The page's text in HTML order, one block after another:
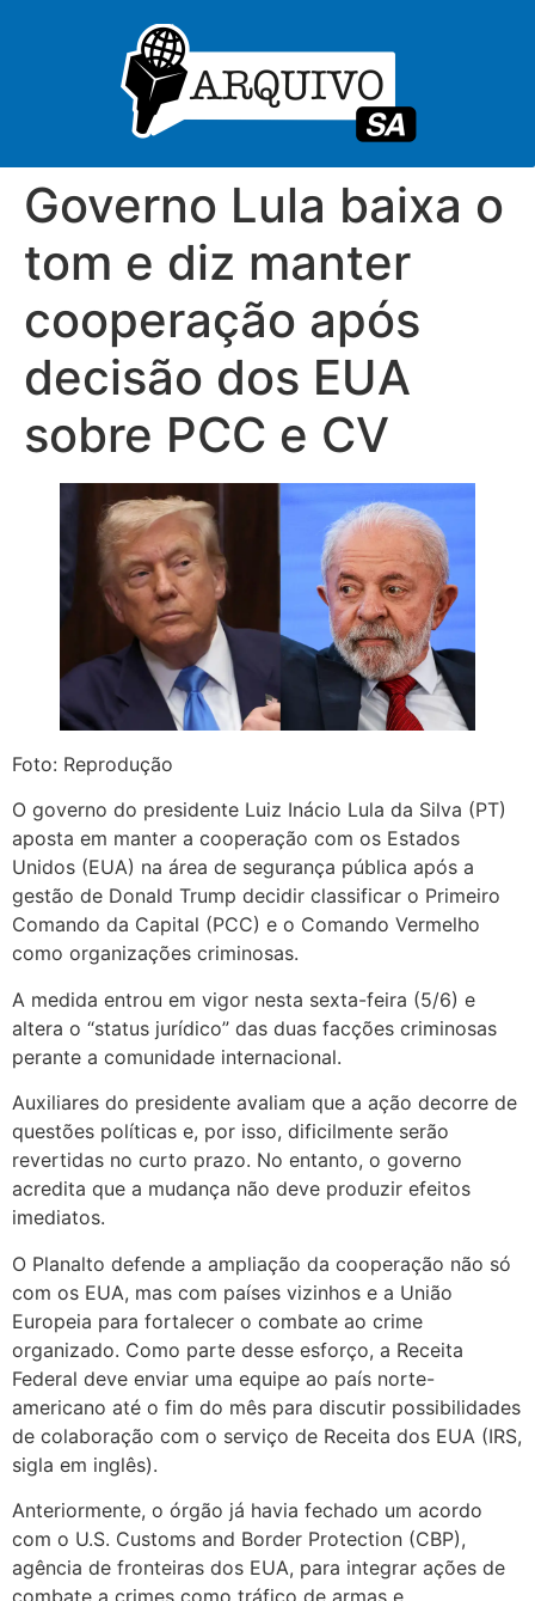
Governo Lula baixa o
tom e diz manter
cooperação após
decisão dos EUA
sobre PCC e CV
Foto: Reprodução
O governo do presidente Luiz Inácio Lula da Silva (PT)
aposta em manter a cooperação com os Estados
Unidos (EUA) na área de segurança pública após a
gestão de Donald Trump decidir classificar o Primeiro
Comando da Capital (PCC) e o Comando Vermelho
como organizações criminosas.
A medida entrou em vigor nesta sexta-feira (5/6) e
altera o “status jurídico” das duas facções criminosas
perante a comunidade internacional.
Auxiliares do presidente avaliam que a ação decorre de
questões políticas e, por isso, dificilmente serão
revertidas no curto prazo. No entanto, o governo
acredita que a mudança não deve produzir efeitos
imediatos.
O Planalto defende a ampliação da cooperação não só
com os EUA, mas com países vizinhos e a União
Europeia para fortalecer o combate ao crime
organizado. Como parte desse esforço, a Receita
Federal deve enviar uma equipe ao país norte-
americano até o fim do mês para discutir possibilidades
de colaboração com o serviço de Receita dos EUA (IRS,
sigla em inglês).
Anteriormente, o órgão já havia fechado um acordo
com o U.S. Customs and Border Protection (CBP),
agência de fronteiras dos EUA, para integrar ações de
combate a crimes como tráfico de armas e